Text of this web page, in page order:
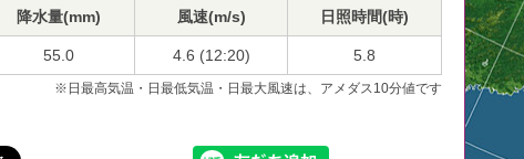
降水量(mm)
風速(m/s)
日照時間(時)
55.0 4.6 (12:20) 5.8
※日最高気温・日最低気温・日最大風速は、アメダス10分値です